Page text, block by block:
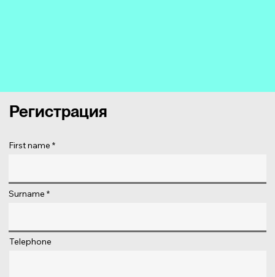
Регистрация
First name
Surname
Telephone